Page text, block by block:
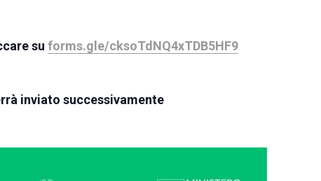
suforms.gle/cksoTdNQ4xTDB5HF9
inviato successivamente